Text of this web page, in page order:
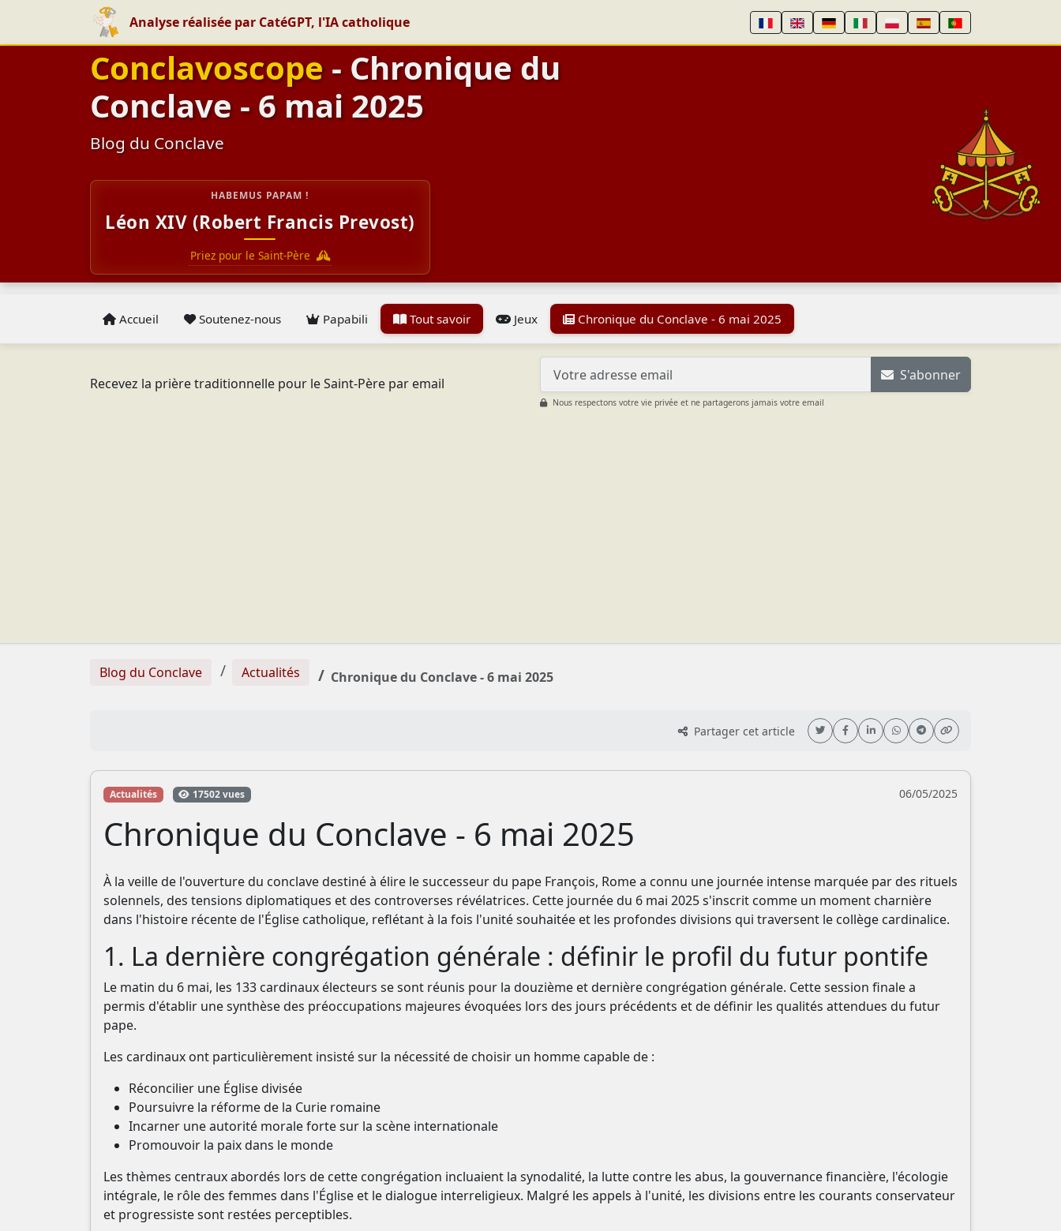
Analyse réalisée par CatéGPT, l'IA catholique
Conclavoscope - Chronique du
Conclave - 6 mai 2025
Blog du Conclave
HABEMUS PAPAM !
Léon XIV (Robert Francis Prevost)
Priez pour le Saint-Père
Accueil Soutenez-nous Papabili Tout savoir Jeux Chronique du Conclave - 6 mai 2025
Recevez la prière traditionnelle pour le Saint-Père par email S'abonner
Nous respectons votre vie privée et ne partagerons jamais votre email
Blog du Conclave Actualités Chronique du Conclave - 6 mai 2025
Partager cet article
Actualités 17502 vues 06/05/2025
Chronique du Conclave - 6 mai 2025
À la veille de l'ouverture du conclave destiné à élire le successeur du pape François, Rome a connu une journée intense marquée par des rituels
solennels, des tensions diplomatiques et des controverses révélatrices. Cette journée du 6 mai 2025 s'inscrit comme un moment charnière
dans l'histoire récente de l'Église catholique, reflétant à la fois l'unité souhaitée et les profondes divisions qui traversent le collège cardinalice.
1. La dernière congrégation générale : définir le profil du futur pontife
Le matin du 6 mai, les 133 cardinaux électeurs se sont réunis pour la douzième et dernière congrégation générale. Cette session finale a
permis d'établir une synthèse des préoccupations majeures évoquées lors des jours précédents et de définir les qualités attendues du futur
pape.
Les cardinaux ont particulièrement insisté sur la nécessité de choisir un homme capable de :
Réconcilier une Église divisée
Poursuivre la réforme de la Curie romaine
Incarner une autorité morale forte sur la scène internationale
Promouvoir la paix dans le monde
Les thèmes centraux abordés lors de cette congrégation incluaient la synodalité, la lutte contre les abus, la gouvernance financière, l'écologie
intégrale, le rôle des femmes dans l'Église et le dialogue interreligieux. Malgré les appels à l'unité, les divisions entre les courants conservateur
et progressiste sont restées perceptibles.